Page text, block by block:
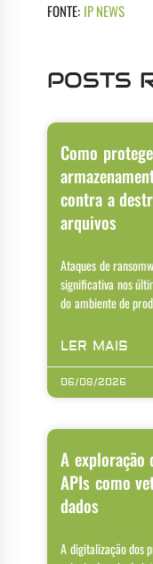
FONTE: IP NEWS
POSTS
Como
contra a
arquivos
Ataques de
significativa nos
do ambiente de
LER MAIS
06/08/2026
A exploração
APIs como
dados
A digitalização dos